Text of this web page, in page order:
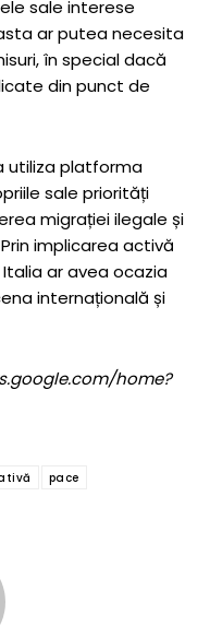
sale interese
ar putea necesita
în special dacă
din punct de
utiliza platforma
sale priorități
migrației ilegale și
implicarea activă
Italia ar avea ocazia
internațională și
home?
pace